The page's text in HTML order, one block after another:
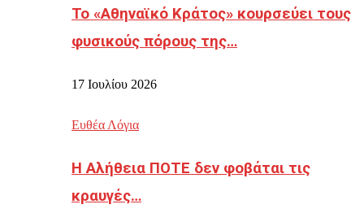
Το «Αθηναϊκό Κράτος» κουρσεύει τους
φυσικούς πόρους της…
17 Ιουλίου 2026
Ευθέα Λόγια
Η Αλήθεια ΠΟΤΕ δεν φοβάται τις
κραυγές…